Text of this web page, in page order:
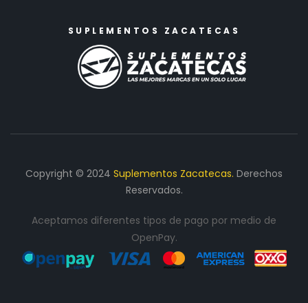
SUPLEMENTOS ZACATECAS
Copyright © 2024 Suplementos Zacatecas. Derechos
Reservados.
Aceptamos diferentes tipos de pago por medio de
OpenPay.